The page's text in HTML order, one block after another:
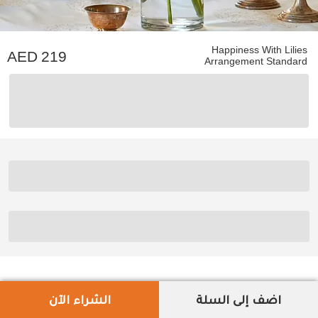
Happiness With Lilies
Arrangement Standard
219
اضف إلى السلة الشراء الآن